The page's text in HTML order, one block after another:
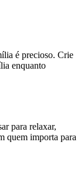
é precioso. Crie
enquanto
para relaxar,
quem importa para